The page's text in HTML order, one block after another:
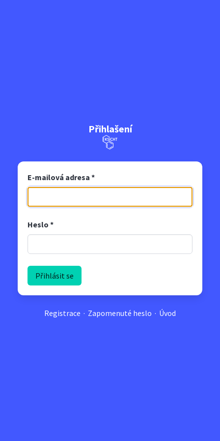
Přihlašení
E-mailová adresa *
Heslo *
Registrace · Zapomenuté heslo · Úvod